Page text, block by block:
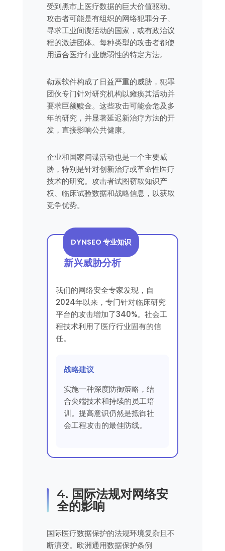
受到黑市上医疗数据的巨大价值驱动。
攻击者可能是有组织的网络犯罪分子、
寻求工业间谍活动的国家，或有政治议
程的激进团体。每种类型的攻击者都使
用适合医疗行业脆弱性的特定方法。
勒索软件构成了日益严重的威胁，犯罪
团伙专门针对研究机构以瘫痪其活动并
要求巨额赎金。这些攻击可能会危及多
年的研究，并显著延迟新治疗方法的开
发，直接影响公共健康。
企业和国家间谍活动也是一个主要威
胁，特别是针对创新治疗或革命性医疗
技术的研究。攻击者试图窃取知识产
权、临床试验数据和战略信息，以获取
竞争优势。
DYNSEO 专业知识
新兴威胁分析
我们的网络安全专家发现，自
2024年以来，专门针对临床研究
平台的攻击增加了340%。社会工
程技术利用了医疗行业固有的信
任。
战略建议
实施一种深度防御策略，结
合尖端技术和持续的员工培
训。提高意识仍然是抵御社
会工程攻击的最佳防线。
4. 国际法规对网络安
全的影响
国际医疗数据保护的法规环境复杂且不
断演变。欧洲通用数据保护条例